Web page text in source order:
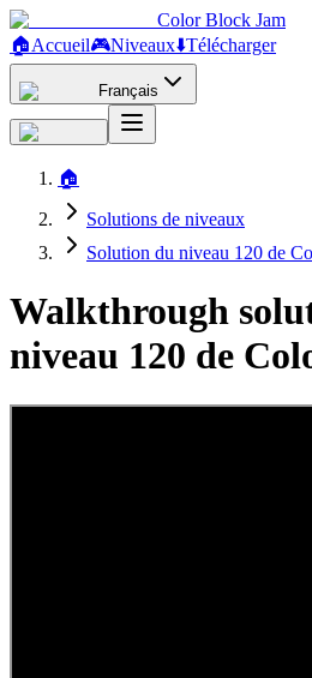
Color Block Jam
🏠Accueil🎮Niveaux⬇️Télécharger
Français
🏠
Solutions de niveaux
Solution du niveau 120 de
Walkthrough
niveau 120 de